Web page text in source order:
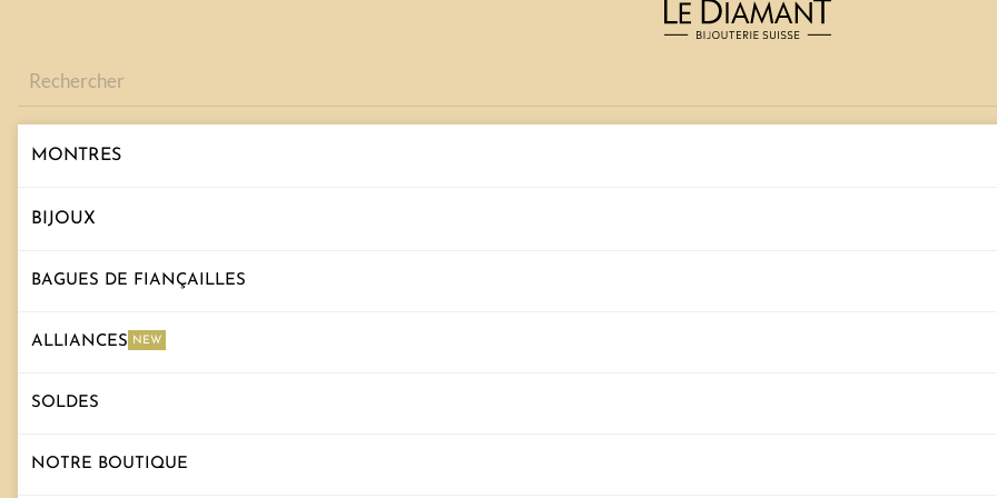
de
MONTRES
BIJOUX
BAGUES DE FIANÇAILLES
ALLIANCES NEW
SOLDES
NOTRE BOUTIQUE